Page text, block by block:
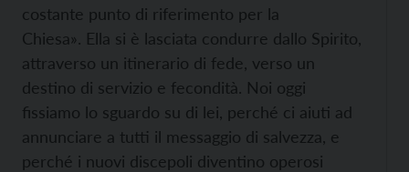
costante punto di riferimento per la
Chiesa». Ella si è lasciata condurre dallo Spirito,
attraverso un itinerario di fede, verso un
destino di servizio e fecondità. Noi oggi
fissiamo lo sguardo su di lei, perché ci aiuti ad
annunciare a tutti il messaggio di salvezza, e
perché i nuovi discepoli diventino operosi